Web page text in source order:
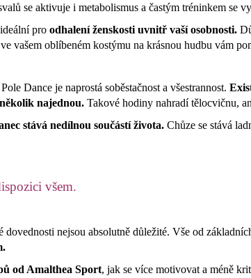
se aktivuje i metabolismus a častým tréninkem se
pro odhalení ženskosti uvnitř vaší osobnosti.
vašem oblíbeném kostýmu na krásnou hudbu vám
Dance je naprostá soběstačnost a všestrannost.
najednou. Takové hodiny nahradí tělocvičnu,
stává nedílnou součástí života. Chůze se stává
všem.
dovednosti nejsou absolutně důležité. Vše od
od Amalthea Sport, jak se více motivovat a méně
DANCE - KOSTÝM OBLEČENÍ NA POLE
SIA PEACH
1 750 Kč